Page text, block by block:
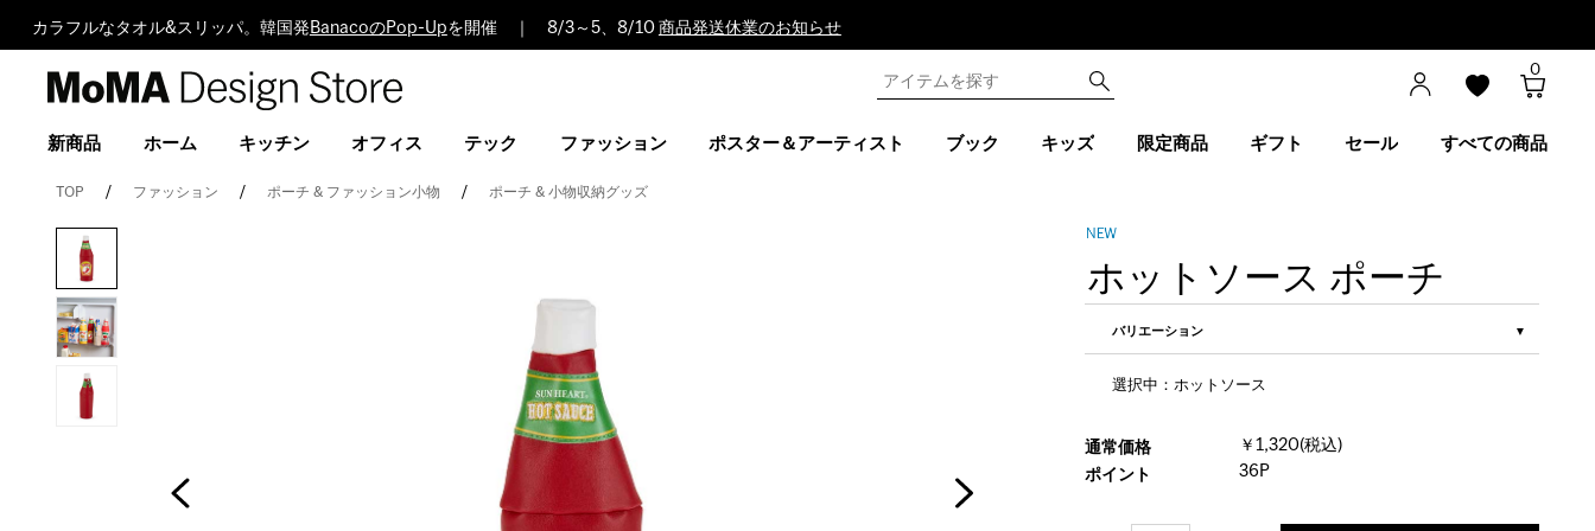
カラフルなタオル&スリッパ。韓国発 BanacoのPop-Upを開催 ｜ 8/3～5、8/10 商品発送休業のお知らせ
Design
0
新商品 ホーム キッチン オフィス テック ファッション ポスター＆アーティスト ブック キッズ 限定商品 ギフト セール すべての商品
TOP ファッション ポーチ & ファッション小物 ポーチ & 小物収納グッズ
ホットソース ポーチ
バリエーション
選択中：ホットソース
通常価格
￥1,320(税込)
ポイント
36P